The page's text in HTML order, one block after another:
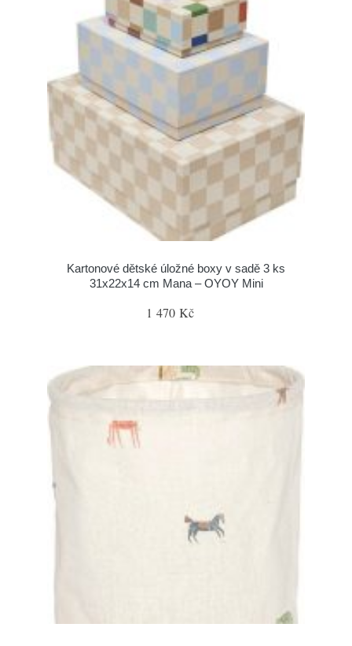
Kartonové dětské úložné boxy v sadě 3 ks
31x22x14 cm Mana – OYOY Mini
1 470 Kč